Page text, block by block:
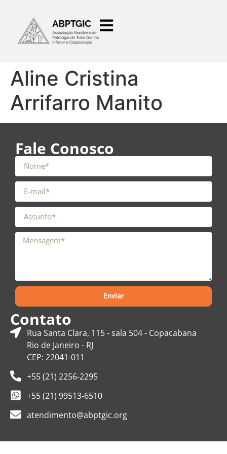
Aline Cristina
Arrifarro Manito
Fale Conosco
Enviar
Contato
Rua Santa Clara, 115 - sala 504 - Copacabana
Rio de Janeiro - RJ
CEP: 22041-011
+55 (21) 2256-2295
+55 (21) 99513-6510
atendimento@abptgic.org